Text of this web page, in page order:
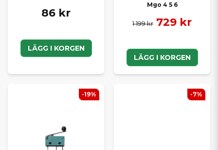
86 kr
LÄGG I KORGEN
Mgo 4 5 6
1 199 kr 729 kr
LÄGG I KORGEN
-19% -7%